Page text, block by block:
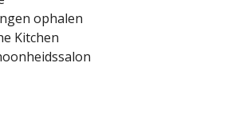
ophalen
Kitchen